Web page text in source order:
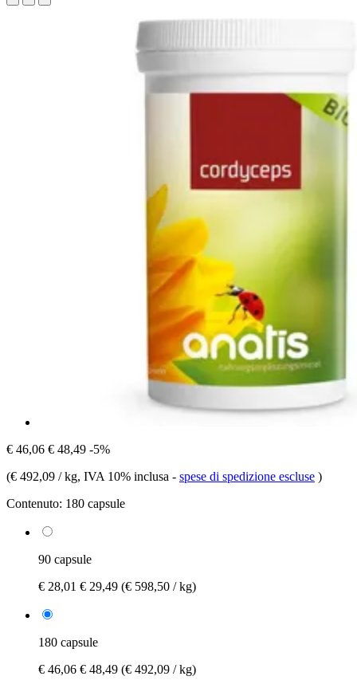
€ 46,06 € 48,49 -5%
(€ 492,09 / kg, IVA 10% inclusa - spese di spedizione escluse )
Contenuto: 180 capsule
90 capsule
€ 28,01 € 29,49 (€ 598,50 / kg)
180 capsule
€ 46,06 € 48,49 (€ 492,09 / kg)